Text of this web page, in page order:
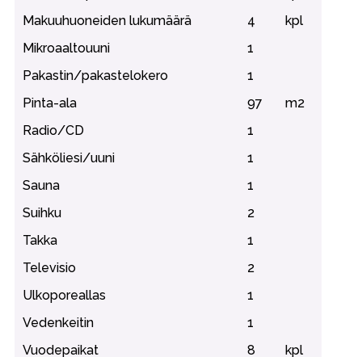
Makuuhuoneiden lukumäärä
4
kpl
Mikroaaltouuni
1
Pakastin/pakastelokero
1
Pinta-ala
97
m2
Radio/CD
1
Sähköliesi/uuni
1
Sauna
1
Suihku
2
Takka
1
Televisio
2
Ulkoporeallas
1
Vedenkeitin
1
Vuodepaikat
8
kpl